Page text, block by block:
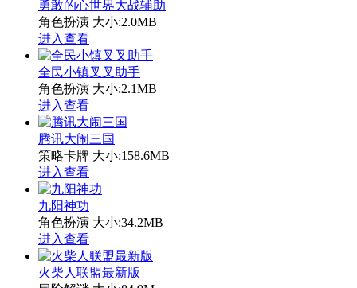
勇敢的心世界大战辅助
角色扮演 大小:2.0MB
进入查看
全民小镇叉叉助手
角色扮演 大小:2.1MB
进入查看
腾讯大闹三国
策略卡牌 大小:158.6MB
进入查看
九阳神功
角色扮演 大小:34.2MB
进入查看
火柴人联盟最新版